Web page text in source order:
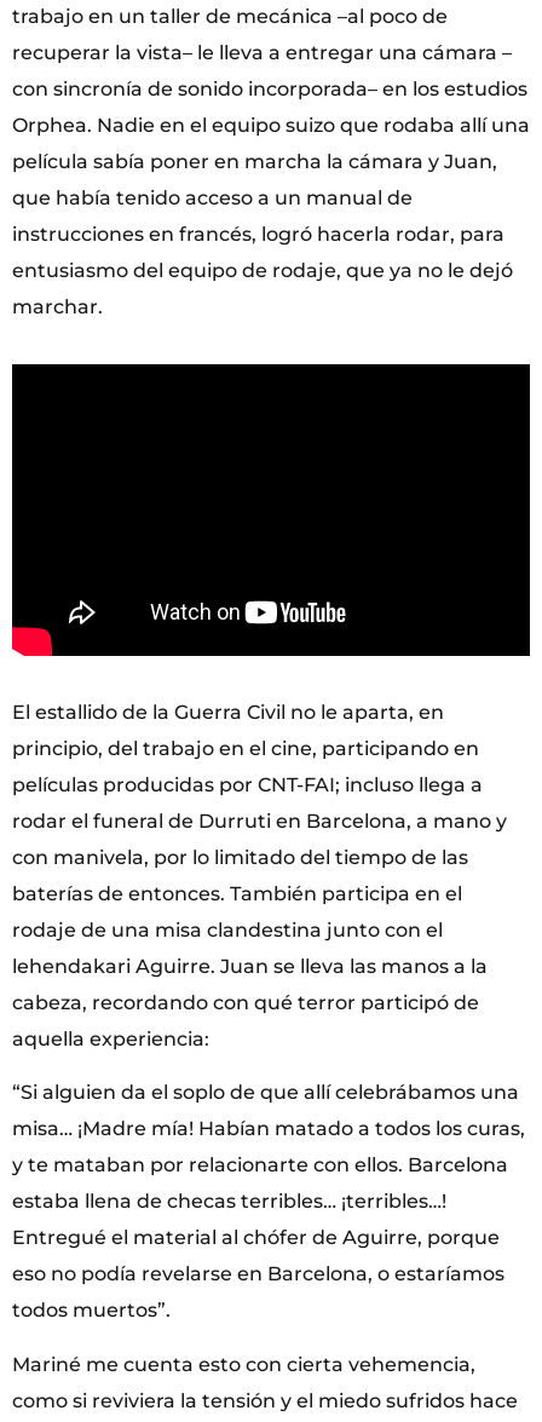
trabajo en un taller de mecánica –al poco de
recuperar la vista– le lleva a entregar una cámara –
con sincronía de sonido incorporada– en los estudios
Orphea. Nadie en el equipo suizo que rodaba allí una
película sabía poner en marcha la cámara y Juan,
que había tenido acceso a un manual de
instrucciones en francés, logró hacerla rodar, para
entusiasmo del equipo de rodaje, que ya no le dejó
marchar.
El estallido de la Guerra Civil no le aparta, en
principio, del trabajo en el cine, participando en
películas producidas por CNT-FAI; incluso llega a
rodar el funeral de Durruti en Barcelona, a mano y
con manivela, por lo limitado del tiempo de las
baterías de entonces. También participa en el
rodaje de una misa clandestina junto con el
lehendakari Aguirre. Juan se lleva las manos a la
cabeza, recordando con qué terror participó de
aquella experiencia:
“Si alguien da el soplo de que allí celebrábamos una
misa… ¡Madre mía! Habían matado a todos los curas,
y te mataban por relacionarte con ellos. Barcelona
estaba llena de checas terribles… ¡terribles…!
Entregué el material al chófer de Aguirre, porque
eso no podía revelarse en Barcelona, o estaríamos
todos muertos”.
Mariné me cuenta esto con cierta vehemencia,
como si reviviera la tensión y el miedo sufridos hace